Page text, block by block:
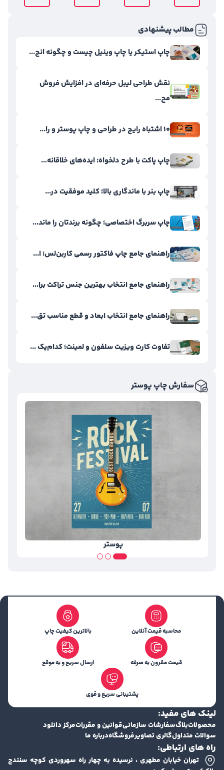
مطالب پیشنهادی
چاپ استیکر یا چاپ وینیل چیست و چگونه انج...
نقش طراحی لیبل حرفه‌ای در افزایش فروش
مح...
۱۰ اشتباه رایج در طراحی و چاپ پوستر و را...
چاپ پاکت با طرح دلخواه: ایده‌های خلاقانه...
چاپ بنر با ماندگاری بالا؛ کلید موفقیت در...
چاپ سربرگ اختصاصی؛ چگونه برندتان را ماند...
راهنمای جامع چاپ فاکتور رسمی کاربن‌لس؛ ا...
راهنمای جامع انتخاب بهترین جنس تراکت برا...
راهنمای جامع انتخاب ابعاد و قطع مناسب تق...
تفاوت کارت ویزیت سلفون و لمینت؛ کدام‌یک ...
سفارش چاپ پوستر
پوستر
محاسبه قیمت آنلاین بالاترین کیفیت چاپ
قیمت مقرون به صرفه ارسال سریع و به موقع
پشتیبانی سریع و قوی
لینک های مفید:
محصولاتبلاگسفارشات سازمانیقوانین و مقرراتمرکز دانلود
سوالات متداولگالری تصاویرفروشگاهدرباره ما
راه های ارتباطی:
تهران خیابان مطهری ، نرسیده به چهار راه سهروردی کوچه سنندج